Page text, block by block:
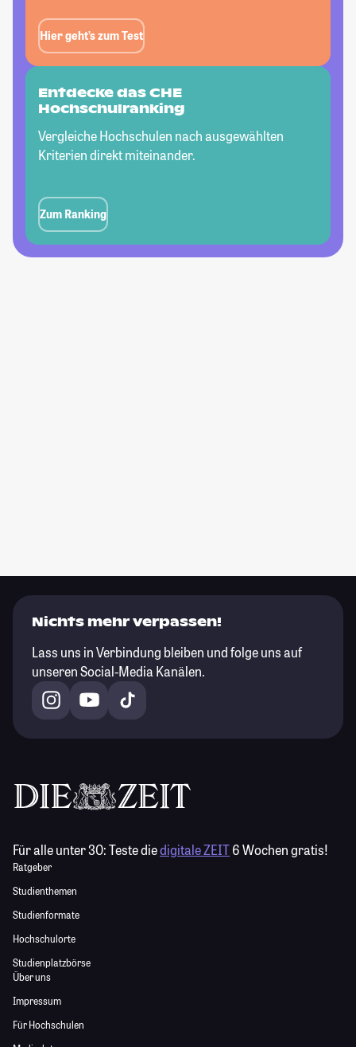
Hier geht’s zum Test
Entdecke das CHE
Hochschulranking
Vergleiche Hochschulen nach ausgewählten
Kriterien direkt miteinander.
Zum Ranking
Nichts mehr verpassen!
Lass uns in Verbindung bleiben und folge uns auf
unseren Social-Media Kanälen.
Für alle unter 30:Teste diedigitale ZEIT6 Wochen gratis!
Ratgeber
Studienthemen
Studienformate
Hochschulorte
Studienplatzbörse
Über uns
Impressum
Für Hochschulen